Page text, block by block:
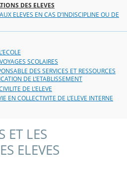
DES ELEVES
ELEVES EN CAS D’INDISCIPLINE OU DE
SCOLAIRES
DES SERVICES ET RESSOURCES
DE L’ETABLISSEMENT
DE L’ELEVE
EN COLLECTIVITE DE L’ELEVE INTERNE
ET LES
ELEVES